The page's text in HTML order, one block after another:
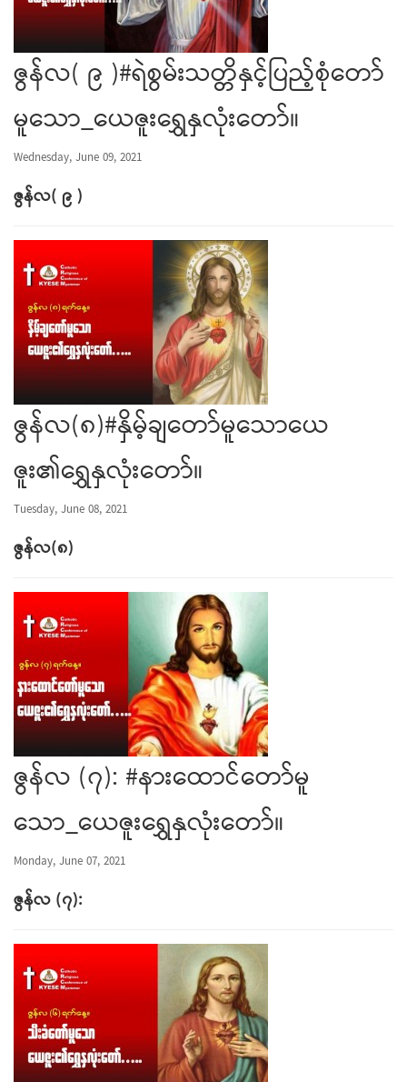
ဇွန်လ( ၉ )#ရဲစွမ်းသတ္တိနှင့်ပြည့်စုံတော်
မူသော_ယေဇူးရွှေနှလုံးတော်။
Wednesday, June 09, 2021
ဇွန်လ(၉)
ဇွန်လ(၈)#နှိမ့်ချတော်မူသောယေ
ဇူး၏ရွှေနှလုံးတော်။
Tuesday, June 08, 2021
ဇွန်လ(၈)
ဇွန်လ (၇): #နားထောင်တော်မူ
သော_ယေဇူးရွှေနှလုံးတော်။
Monday, June 07, 2021
ဇွန်လ (၇):